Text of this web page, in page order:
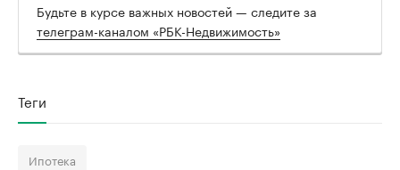
Будьте в курсе важных новостей — следите за
телеграм-каналом «РБК-Недвижимость»
Теги
Ипотека